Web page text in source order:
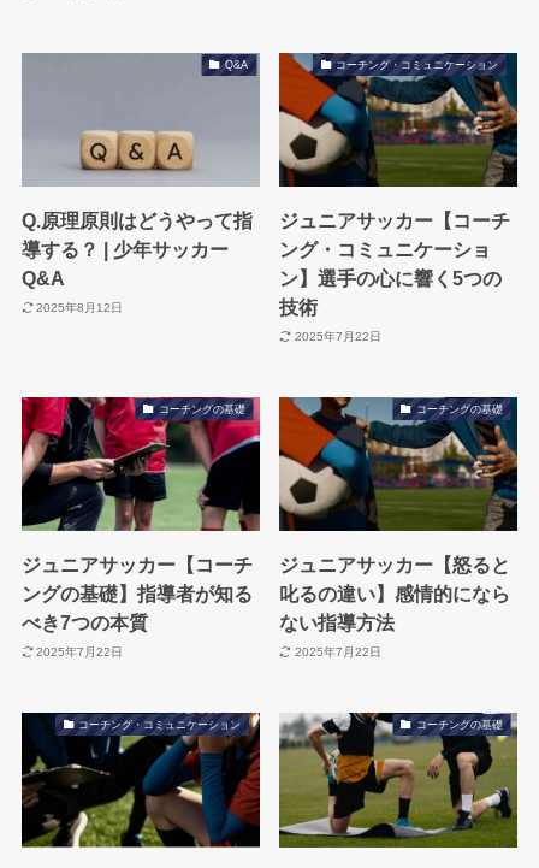
Q&A
Q.原理原則はどうやって指
導する？ | 少年サッカー
Q&A
2025年8月12日
コーチング・コミュニケーション
ジュニアサッカー【コーチ
ング・コミュニケーショ
ン】選手の心に響く5つの
技術
2025年7月22日
コーチングの基礎
ジュニアサッカー【コーチ
ングの基礎】指導者が知る
べき7つの本質
2025年7月22日
コーチングの基礎
ジュニアサッカー【怒ると
叱るの違い】感情的になら
ない指導方法
2025年7月22日
コーチング・コミュニケーション コーチングの基礎